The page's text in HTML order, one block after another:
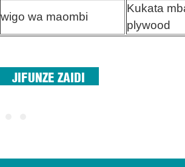
wigo wa maombi
Kukata
plywood
JIFUNZE ZAIDI